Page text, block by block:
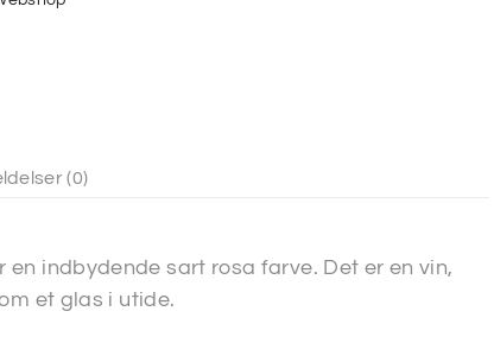
(0)
en indbydende sart rosa farve. Det er en vin,
et glas i utide.